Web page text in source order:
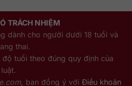
TRÁCH NHIỆM
dành cho người dưới 18 tuổi và
thai.
tuổi theo đúng quy định của
, bạn đồng ý với Điều khoản